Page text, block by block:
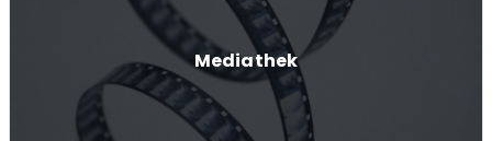
Mediathek